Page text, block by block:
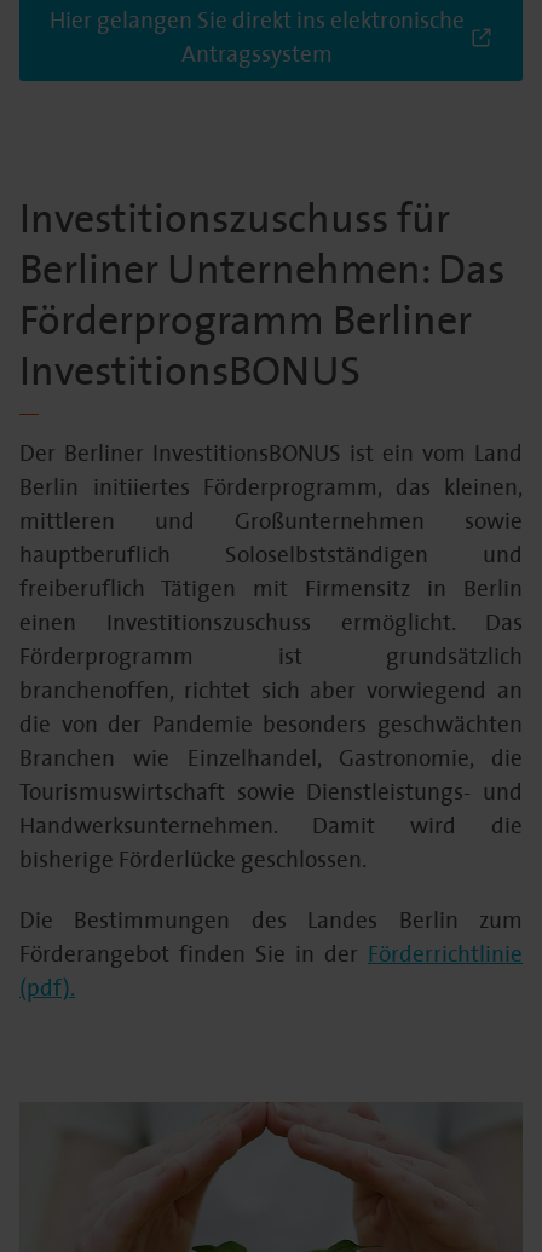
Hier gelangen Sie direkt ins elektronische
Antragssystem
Investitionszuschuss für
Berliner Unternehmen: Das
Förderprogramm Berliner
InvestitionsBONUS
Der Berliner InvestitionsBONUS ist ein vom Land
Berlin initiiertes Förderprogramm, das kleinen,
mittleren und Großunternehmen sowie
hauptberuflich Soloselbstständigen und
freiberuflich Tätigen mit Firmensitz in Berlin
einen Investitionszuschuss ermöglicht. Das
Förderprogramm ist grundsätzlich
branchenoffen, richtet sich aber vorwiegend an
die von der Pandemie besonders geschwächten
Branchen wie Einzelhandel, Gastronomie, die
Tourismuswirtschaft sowie Dienstleistungs- und
Handwerksunternehmen. Damit wird die
bisherige Förderlücke geschlossen.
Die Bestimmungen des Landes Berlin zum
Förderangebot finden Sie in der Förderrichtlinie
(pdf).